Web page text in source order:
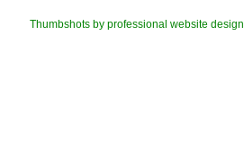
Thumbshots by professional website design